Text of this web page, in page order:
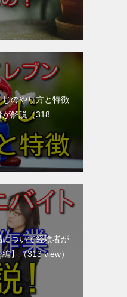
のやり方と特徴
が解説（318
ついて経験者が
】
（313 view）